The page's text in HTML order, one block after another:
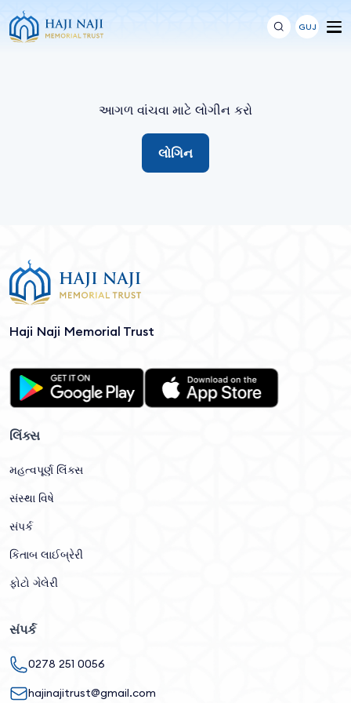
GUJ
આગળ વાંચવા માટે લોગીન કરો
લોગિન
Haji Naji Memorial Trust
લિંક્સ
મહત્વપૂર્ણ લિંક્સ
સંસ્થા વિષે
સંપર્ક
કિતાબ લાઈબ્રેરી
ફોટો ગેલેરી
સંપર્ક
0278 251 0056
hajinajitrust@gmail.com